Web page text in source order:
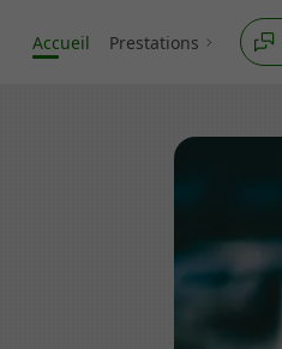
Accueil Prestations